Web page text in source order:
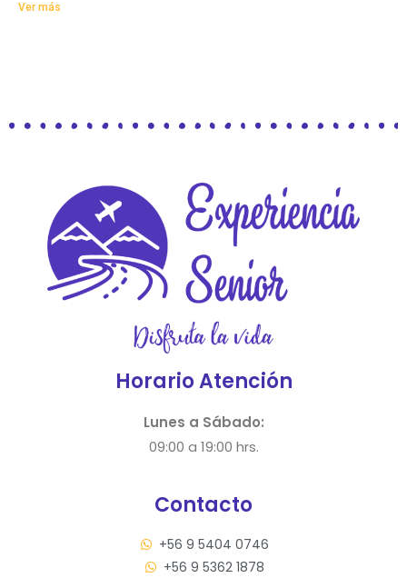
Ver más
Horario Atención
Lunes a Sábado:
09:00 a 19:00 hrs.
Contacto
+56 9 5404 0746
+56 9 5362 1878